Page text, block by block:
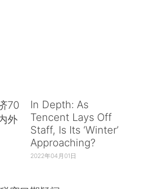
70
外
In Depth: As
Tencent Lays Off
Staff, Is Its ‘Winter’
Approaching?
2022年04月01日